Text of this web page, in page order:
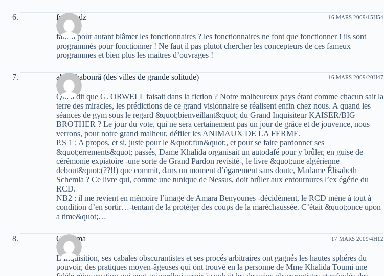
ferhat_dz 16 MARS 2009/15H54
faut-il pour autant blâmer les fonctionnaires ? les fonctionnaires ne font que fonctionner ! ils sont
programmés pour fonctionner ! Ne faut il pas plutot chercher les concepteurs de ces fameux
programmes et bien plus les maitres d’ouvrages !
abonshabonrâ (des villes de grande solitude) 16 MARS 2009/20H47
Qui a dit que G. ORWELL faisait dans la fiction ? Notre malheureux pays étant comme chacun sait la
terre des miracles, les prédictions de ce grand visionnaire se réalisent enfin chez nous. A quand les
séances de gym sous le regard &quot;bienveillant&quot; du Grand Inquisiteur KAISER/BIG
BROTHER ? Le jour du vote, qui ne sera certainement pas un jour de grâce et de jouvence, nous
verrons, pour notre grand malheur, défiler les ANIMAUX DE LA FERME.
P.S 1 : A propos, et si, juste pour le &quot;fun&quot;, et pour se faire pardonner ses
&quot;errements&quot; passés, Dame Khalida organisait un autodafé pour y brûler, en guise de
cérémonie expiatoire -une sorte de Grand Pardon revisité-, le livre &quot;une algérienne
debout&quot;(??!!) que commit, dans un moment d’égarement sans doute, Madame Élisabeth
Schemla ? Ce livre qui, comme une tunique de Nessus, doit brûler aux entournures l’ex égérie du
RCD.
NB2 : il me revient en mémoire l’image de Amara Benyounes -décidément, le RCD mène à tout à
condition d’en sortir…-tentant de la protéger des coups de la maréchaussée. C’était &quot;once upon
a time&quot;…
Ghanima 17 MARS 2009/4H12
L’Inquisition, ses cabales obscurantistes et ses procés arbitraires ont gagnés les hautes sphéres du
pouvoir, des pratiques moyen-âgeuses qui ont trouvé en la personne de Mme Khalida Toumi une